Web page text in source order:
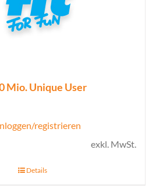
Mio. Unique User
registrieren
exkl. MwSt.
Details